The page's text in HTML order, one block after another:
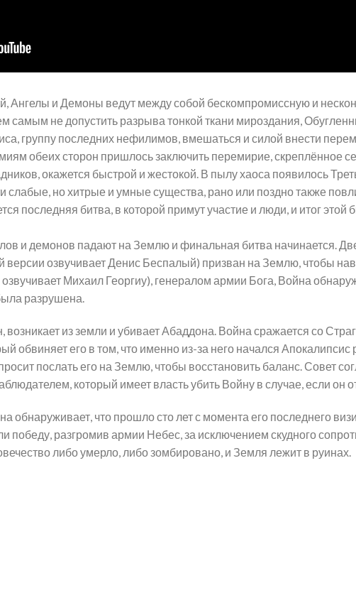
Ангелы и Демоны ведут между собой бескомпромиссную и
самым не допустить разрыва тонкой ткани мироздания,
группу последних нефилимов, вмешаться и силой внести
обеих сторон пришлось заключить перемирие, скреплённое
окажется быстрой и жестокой. В пылу хаоса появилось
слабые, но хитрые и умные существа, рано или поздно также
последняя битва, в которой примут участие и люди, и итог этой
и демонов падают на Землю и финальная битва начинается.
версии озвучивает Денис Беспалый) призван на Землю, чтобы
Михаил Георгиу), генералом армии Бога, Война
разрушена.
из земли и убивает Абаддона. Война сражается со
обвиняет его в том, что именно из-за него начался
послать его на Землю, чтобы восстановить баланс. Совет
который имеет власть убить Войну в случае, если он
что прошло сто лет с момента его последнего
победу, разгромив армии Небес, за исключением скудного
либо умерло, либо зомбировано, и Земля лежит в руинах.